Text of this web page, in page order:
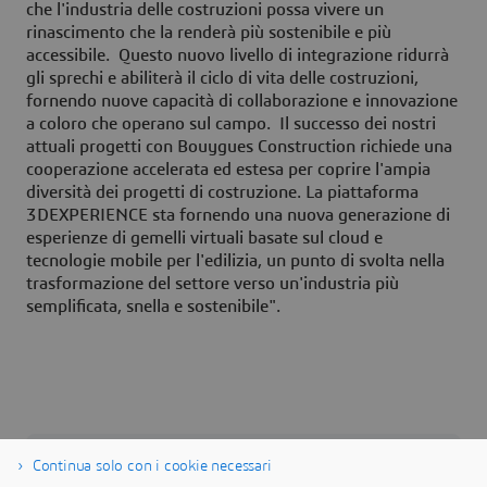
che l'industria delle costruzioni possa vivere un
rinascimento che la renderà più sostenibile e più
accessibile. Questo nuovo livello di integrazione ridurrà
gli sprechi e abiliterà il ciclo di vita delle costruzioni,
fornendo nuove capacità di collaborazione e innovazione
a coloro che operano sul campo. Il successo dei nostri
attuali progetti con Bouygues Construction richiede una
cooperazione accelerata ed estesa per coprire l'ampia
diversità dei progetti di costruzione. La piattaforma
3DEXPERIENCE sta fornendo una nuova generazione di
esperienze di gemelli virtuali basate sul cloud e
tecnologie mobile per l'edilizia, un punto di svolta nella
trasformazione del settore verso un'industria più
semplificata, snella e sostenibile".
Continua solo con i cookie necessari